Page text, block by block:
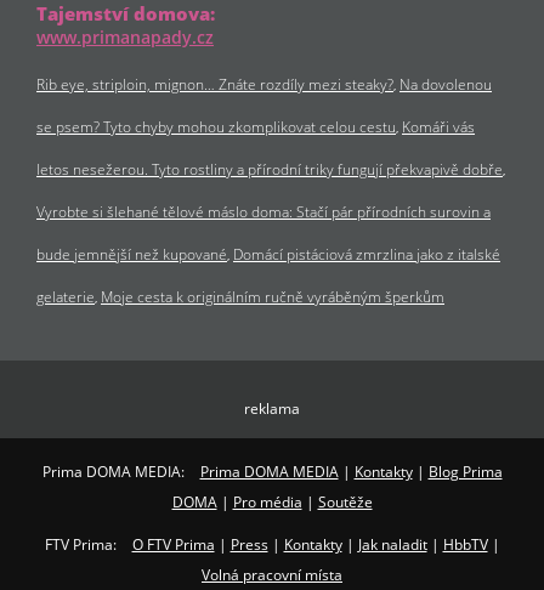
Tajemství domova:
www.primanapady.cz
Rib eye, striploin, mignon… Znáte rozdíly mezi steaky? Na dovolenou
se psem? Tyto chyby mohou zkomplikovat celou cestu Komáři vás
letos nesežerou. Tyto rostliny a přírodní triky fungují překvapivě dobře
Vyrobte si šlehané tělové máslo doma: Stačí pár přírodních surovin a
bude jemnější než kupované Domácí pistáciová zmrzlina jako z italské
gelaterie Moje cesta k originálním ručně vyráběným šperkům
reklama
Prima DOMA MEDIA: Prima DOMA MEDIA| Kontakty| Blog Prima
DOMA| Pro média | Soutěže
FTV Prima: O FTV Prima | Press| Kontakty| Jak naladit| HbbTV|
Volná pracovní místa